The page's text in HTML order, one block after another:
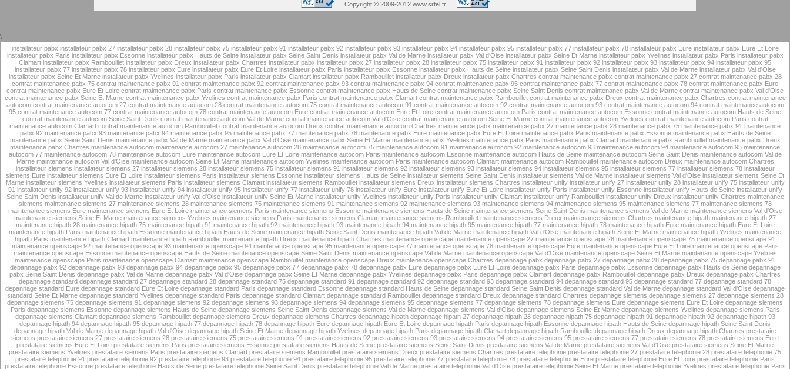
Copyright © 2009-2012 www.srtel.fr
\
installateur pabx installateur pabx 27 installateur pabx 28 installateur pabx 75 installateur pabx 91 installateur pabx 92 installateur pabx 93 installateur pabx 94 installateur pabx 95 installateur pabx 77 installateur pabx 78 installateur pabx Eure installateur pabx Eure Et Loire
installateur pabx Paris installateur pabx Essonne installateur pabx Hauts de Seine installateur pabx Seine Saint Denis installateur pabx Val de Marne installateur pabx Val d'Oise installateur pabx Seine Et Marne installateur pabx Yvelines installateur pabx Paris installateur pabx
Clamart installateur pabx Rambouillet installateur pabx Dreux installateur pabx Chartres installateur pabx installateur pabx 27 installateur pabx 28 installateur pabx 75 installateur pabx 91 installateur pabx 92 installateur pabx 93 installateur pabx 94 installateur pabx 95
installateur pabx 77 installateur pabx 78 installateur pabx Eure installateur pabx Eure Et Loire installateur pabx Paris installateur pabx Essonne installateur pabx Hauts de Seine installateur pabx Seine Saint Denis installateur pabx Val de Marne installateur pabx Val d'Oise
installateur pabx Seine Et Marne installateur pabx Yvelines installateur pabx Paris installateur pabx Clamart installateur pabx Rambouillet installateur pabx Dreux installateur pabx Chartres contrat maintenance pabx contrat maintenance pabx 27 contrat maintenance pabx 28
contrat maintenance pabx 75 contrat maintenance pabx 91 contrat maintenance pabx 92 contrat maintenance pabx 93 contrat maintenance pabx 94 contrat maintenance pabx 95 contrat maintenance pabx 77 contrat maintenance pabx 78 contrat maintenance pabx Eure
contrat maintenance pabx Eure Et Loire contrat maintenance pabx Paris contrat maintenance pabx Essonne contrat maintenance pabx Hauts de Seine contrat maintenance pabx Seine Saint Denis contrat maintenance pabx Val de Marne contrat maintenance pabx Val d'Oise
contrat maintenance pabx Seine Et Marne contrat maintenance pabx Yvelines contrat maintenance pabx Paris contrat maintenance pabx Clamart contrat maintenance pabx Rambouillet contrat maintenance pabx Dreux contrat maintenance pabx Chartres contrat maintenance
autocom contrat maintenance autocom 27 contrat maintenance autocom 28 contrat maintenance autocom 75 contrat maintenance autocom 91 contrat maintenance autocom 92 contrat maintenance autocom 93 contrat maintenance autocom 94 contrat maintenance autocom
95 contrat maintenance autocom 77 contrat maintenance autocom 78 contrat maintenance autocom Eure contrat maintenance autocom Eure Et Loire contrat maintenance autocom Paris contrat maintenance autocom Essonne contrat maintenance autocom Hauts de Seine
contrat maintenance autocom Seine Saint Denis contrat maintenance autocom Val de Marne contrat maintenance autocom Val d'Oise contrat maintenance autocom Seine Et Marne contrat maintenance autocom Yvelines contrat maintenance autocom Paris contrat
maintenance autocom Clamart contrat maintenance autocom Rambouillet contrat maintenance autocom Dreux contrat maintenance autocom Chartres maintenance pabx maintenance pabx 27 maintenance pabx 28 maintenance pabx 75 maintenance pabx 91 maintenance
pabx 92 maintenance pabx 93 maintenance pabx 94 maintenance pabx 95 maintenance pabx 77 maintenance pabx 78 maintenance pabx Eure maintenance pabx Eure Et Loire maintenance pabx Paris maintenance pabx Essonne maintenance pabx Hauts de Seine
maintenance pabx Seine Saint Denis maintenance pabx Val de Marne maintenance pabx Val d'Oise maintenance pabx Seine Et Marne maintenance pabx Yvelines maintenance pabx Paris maintenance pabx Clamart maintenance pabx Rambouillet maintenance pabx Dreux
maintenance pabx Chartres maintenance autocom maintenance autocom 27 maintenance autocom 28 maintenance autocom 75 maintenance autocom 91 maintenance autocom 92 maintenance autocom 93 maintenance autocom 94 maintenance autocom 95 maintenance
autocom 77 maintenance autocom 78 maintenance autocom Eure maintenance autocom Eure Et Loire maintenance autocom Paris maintenance autocom Essonne maintenance autocom Hauts de Seine maintenance autocom Seine Saint Denis maintenance autocom Val de
Marne maintenance autocom Val d'Oise maintenance autocom Seine Et Marne maintenance autocom Yvelines maintenance autocom Paris maintenance autocom Clamart maintenance autocom Rambouillet maintenance autocom Dreux maintenance autocom Chartres
installateur siemens installateur siemens 27 installateur siemens 28 installateur siemens 75 installateur siemens 91 installateur siemens 92 installateur siemens 93 installateur siemens 94 installateur siemens 95 installateur siemens 77 installateur siemens 78 installateur
siemens Eure installateur siemens Eure Et Loire installateur siemens Paris installateur siemens Essonne installateur siemens Hauts de Seine installateur siemens Seine Saint Denis installateur siemens Val de Marne installateur siemens Val d'Oise installateur siemens Seine Et
Marne installateur siemens Yvelines installateur siemens Paris installateur siemens Clamart installateur siemens Rambouillet installateur siemens Dreux installateur siemens Chartres installateur unify installateur unify 27 installateur unify 28 installateur unify 75 installateur unify
91 installateur unify 92 installateur unify 93 installateur unify 94 installateur unify 95 installateur unify 77 installateur unify 78 installateur unify Eure installateur unify Eure Et Loire installateur unify Paris installateur unify Essonne installateur unify Hauts de Seine installateur unify
Seine Saint Denis installateur unify Val de Marne installateur unify Val d'Oise installateur unify Seine Et Marne installateur unify Yvelines installateur unify Paris installateur unify Clamart installateur unify Rambouillet installateur unify Dreux installateur unify Chartres maintenance
siemens maintenance siemens 27 maintenance siemens 28 maintenance siemens 75 maintenance siemens 91 maintenance siemens 92 maintenance siemens 93 maintenance siemens 94 maintenance siemens 95 maintenance siemens 77 maintenance siemens 78
maintenance siemens Eure maintenance siemens Eure Et Loire maintenance siemens Paris maintenance siemens Essonne maintenance siemens Hauts de Seine maintenance siemens Seine Saint Denis maintenance siemens Val de Marne maintenance siemens Val d'Oise
maintenance siemens Seine Et Marne maintenance siemens Yvelines maintenance siemens Paris maintenance siemens Clamart maintenance siemens Rambouillet maintenance siemens Dreux maintenance siemens Chartres maintenance hipath maintenance hipath 27
maintenance hipath 28 maintenance hipath 75 maintenance hipath 91 maintenance hipath 92 maintenance hipath 93 maintenance hipath 94 maintenance hipath 95 maintenance hipath 77 maintenance hipath 78 maintenance hipath Eure maintenance hipath Eure Et Loire
maintenance hipath Paris maintenance hipath Essonne maintenance hipath Hauts de Seine maintenance hipath Seine Saint Denis maintenance hipath Val de Marne maintenance hipath Val d'Oise maintenance hipath Seine Et Marne maintenance hipath Yvelines maintenance
hipath Paris maintenance hipath Clamart maintenance hipath Rambouillet maintenance hipath Dreux maintenance hipath Chartres maintenance openscape maintenance openscape 27 maintenance openscape 28 maintenance openscape 75 maintenance openscape 91
maintenance openscape 92 maintenance openscape 93 maintenance openscape 94 maintenance openscape 95 maintenance openscape 77 maintenance openscape 78 maintenance openscape Eure maintenance openscape Eure Et Loire maintenance openscape Paris
maintenance openscape Essonne maintenance openscape Hauts de Seine maintenance openscape Seine Saint Denis maintenance openscape Val de Marne maintenance openscape Val d'Oise maintenance openscape Seine Et Marne maintenance openscape Yvelines
maintenance openscape Paris maintenance openscape Clamart maintenance openscape Rambouillet maintenance openscape Dreux maintenance openscape Chartres depannage pabx depannage pabx 27 depannage pabx 28 depannage pabx 75 depannage pabx 91
depannage pabx 92 depannage pabx 93 depannage pabx 94 depannage pabx 95 depannage pabx 77 depannage pabx 78 depannage pabx Eure depannage pabx Eure Et Loire depannage pabx Paris depannage pabx Essonne depannage pabx Hauts de Seine depannage
pabx Seine Saint Denis depannage pabx Val de Marne depannage pabx Val d'Oise depannage pabx Seine Et Marne depannage pabx Yvelines depannage pabx Paris depannage pabx Clamart depannage pabx Rambouillet depannage pabx Dreux depannage pabx Chartres
depannage standard depannage standard 27 depannage standard 28 depannage standard 75 depannage standard 91 depannage standard 92 depannage standard 93 depannage standard 94 depannage standard 95 depannage standard 77 depannage standard 78
depannage standard Eure depannage standard Eure Et Loire depannage standard Paris depannage standard Essonne depannage standard Hauts de Seine depannage standard Seine Saint Denis depannage standard Val de Marne depannage standard Val d'Oise depannage
standard Seine Et Marne depannage standard Yvelines depannage standard Paris depannage standard Clamart depannage standard Rambouillet depannage standard Dreux depannage standard Chartres depannage siemens depannage siemens 27 depannage siemens 28
depannage siemens 75 depannage siemens 91 depannage siemens 92 depannage siemens 93 depannage siemens 94 depannage siemens 95 depannage siemens 77 depannage siemens 78 depannage siemens Eure depannage siemens Eure Et Loire depannage siemens
Paris depannage siemens Essonne depannage siemens Hauts de Seine depannage siemens Seine Saint Denis depannage siemens Val de Marne depannage siemens Val d'Oise depannage siemens Seine Et Marne depannage siemens Yvelines depannage siemens Paris
depannage siemens Clamart depannage siemens Rambouillet depannage siemens Dreux depannage siemens Chartres depannage hipath depannage hipath 27 depannage hipath 28 depannage hipath 75 depannage hipath 91 depannage hipath 92 depannage hipath 93
depannage hipath 94 depannage hipath 95 depannage hipath 77 depannage hipath 78 depannage hipath Eure depannage hipath Eure Et Loire depannage hipath Paris depannage hipath Essonne depannage hipath Hauts de Seine depannage hipath Seine Saint Denis
depannage hipath Val de Marne depannage hipath Val d'Oise depannage hipath Seine Et Marne depannage hipath Yvelines depannage hipath Paris depannage hipath Clamart depannage hipath Rambouillet depannage hipath Dreux depannage hipath Chartres prestataire
siemens prestataire siemens 27 prestataire siemens 28 prestataire siemens 75 prestataire siemens 91 prestataire siemens 92 prestataire siemens 93 prestataire siemens 94 prestataire siemens 95 prestataire siemens 77 prestataire siemens 78 prestataire siemens Eure
prestataire siemens Eure Et Loire prestataire siemens Paris prestataire siemens Essonne prestataire siemens Hauts de Seine prestataire siemens Seine Saint Denis prestataire siemens Val de Marne prestataire siemens Val d'Oise prestataire siemens Seine Et Marne
prestataire siemens Yvelines prestataire siemens Paris prestataire siemens Clamart prestataire siemens Rambouillet prestataire siemens Dreux prestataire siemens Chartres prestataire telephonie prestataire telephonie 27 prestataire telephonie 28 prestataire telephonie 75
prestataire telephonie 91 prestataire telephonie 92 prestataire telephonie 93 prestataire telephonie 94 prestataire telephonie 95 prestataire telephonie 77 prestataire telephonie 78 prestataire telephonie Eure prestataire telephonie Eure Et Loire prestataire telephonie Paris
prestataire telephonie Essonne prestataire telephonie Hauts de Seine prestataire telephonie Seine Saint Denis prestataire telephonie Val de Marne prestataire telephonie Val d'Oise prestataire telephonie Seine Et Marne prestataire telephonie Yvelines prestataire telephonie Paris